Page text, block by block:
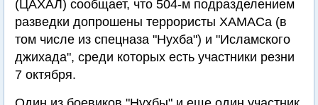
(ЦАХАЛ) сообщает, что 504-м подразделением
разведки допрошены террористы ХАМАСа (в
том числе из спецназа "Нухба") и "Исламского
джихада", среди которых есть участники резни
7 октября.